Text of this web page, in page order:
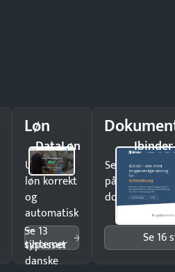
Løn
DataLøn
Udbetal
løn korrekt
og
automatisk
—
tilpasset
danske
Se 13
systemer
Ibinder
Send
på minutter
dokumenter.
Se 16